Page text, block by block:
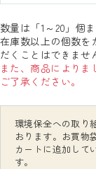
数量は「1～20」個
在庫数以上の個数を
だくことはできませ
また、商品によりま
ご了承ください。
環境保全への取り
おります。お買物
カートに追加して
す。